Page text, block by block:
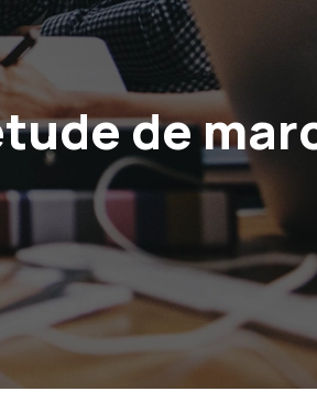
de